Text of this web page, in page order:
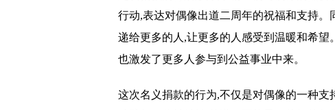
行动,表达对偶像出道二周年的祝福和支持
递给更多的人,让更多的人感受到温暖和希
也激发了更多人参与到公益事业中来。
这次名义捐款的行为,不仅是对偶像的一种